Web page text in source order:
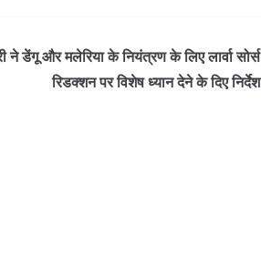
ने डेंगू और मलेरिया के नियंत्रण के लिए लार्वा सोर्स
रिडक्शन पर विशेष ध्यान देने के दिए निर्देश